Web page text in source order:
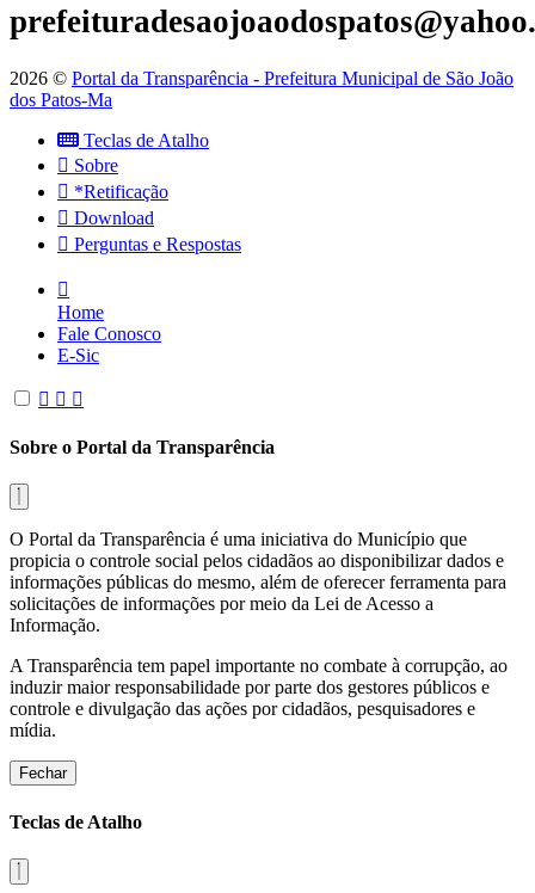
2026 © Portal da Transparência - Prefeitura Municipal de São João
dos Patos-Ma
Teclas de Atalho
Sobre
*Retificação
Download
Perguntas e Respostas
Home
Fale Conosco
E-Sic
Sobre o Portal da Transparência
O Portal da Transparência é uma iniciativa do Município que
propicia o controle social pelos cidadãos ao disponibilizar dados e
informações públicas do mesmo, além de oferecer ferramenta para
solicitações de informações por meio da Lei de Acesso a
Informação.
A Transparência tem papel importante no combate à corrupção, ao
induzir maior responsabilidade por parte dos gestores públicos e
controle e divulgação das ações por cidadãos, pesquisadores e
mídia.
Fechar
Teclas de Atalho